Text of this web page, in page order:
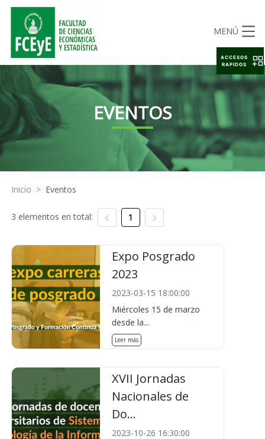
MENÚ
EVENTOS
Inicio > Eventos
3 elementos en total: 1
Expo Posgrado
2023
2023-03-15 18:00:00
Miércoles 15 de marzo
desde la...
Leer más
XVII Jornadas
Nacionales de
Do...
2023-10-26 16:30:00
ACCESOS
RAPIDOS